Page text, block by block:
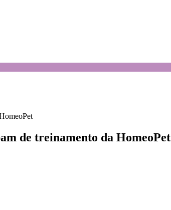
de treinamento da HomeoPet